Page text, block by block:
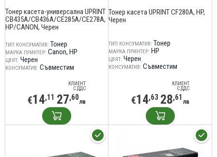
Тонер касета-универсална UPRINT
CB435A/CB436A/CE285A/CE278A,
HP/CANON, Черен
ТИП КОНСУМАТИВ: Тонер
МАРКА ПРИНТЕР: Canon HP
ЦВЯТ: Черен
КОНСУМАТИВ: Съвместим
КЛИЕНТ
С ДДС
€14,11 27,60лв
Тонер касета UPRINT CF280A, HP,
Черен
ТИП КОНСУМАТИВ: Тонер
МАРКА ПРИНТЕР: HP
ЦВЯТ: Черен
КОНСУМАТИВ: Съвместим
КЛИЕНТ
С ДДС
€14,63 28,61 лв